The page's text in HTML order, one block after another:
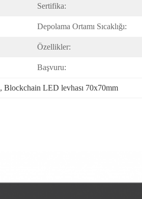
Sertifika:
Depolama Ortamı Sıcaklığı:
Özellikler:
Başvuru:
, Blockchain LED levhası 70x70mm